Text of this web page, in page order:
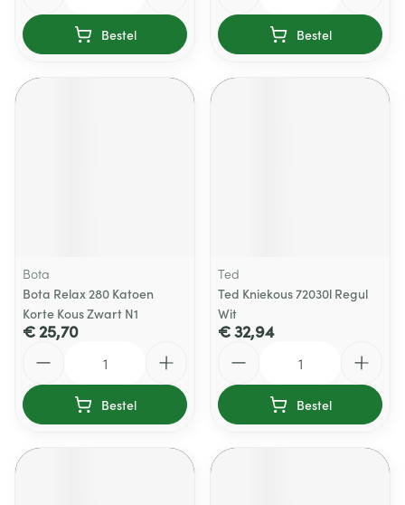
Bestel Bestel
Bota
Bota Relax 280 Katoen
Korte Kous Zwart N1
€ 25,70
Bestel
Ted
Ted Kniekous 72030l Regul
Wit
€ 32,94
Bestel